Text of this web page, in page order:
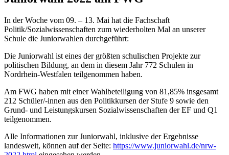
In der Woche vom 09. – 13. Mai hat die Fachschaft
Politik/Sozialwissenschaften zum wiederholten Mal an unserer
Schule die Juniorwahlen durchgeführt:
Die Juniorwahl ist eines der größten schulischen Projekte zur
politischen Bildung, an dem in diesem Jahr 772 Schulen in
Nordrhein-Westfalen teilgenommen haben.
Am FWG haben mit einer Wahlbeteiligung von 81,85% insgesamt
212 Schüler/-innen aus den Politikkursen der Stufe 9 sowie den
Grund- und Leistungskursen Sozialwissenschaften der EF und Q1
teilgenommen.
Alle Informationen zur Juniorwahl, inklusive der Ergebnisse
landesweit, können auf der Seite: https://www.juniorwahl.de/nrw-